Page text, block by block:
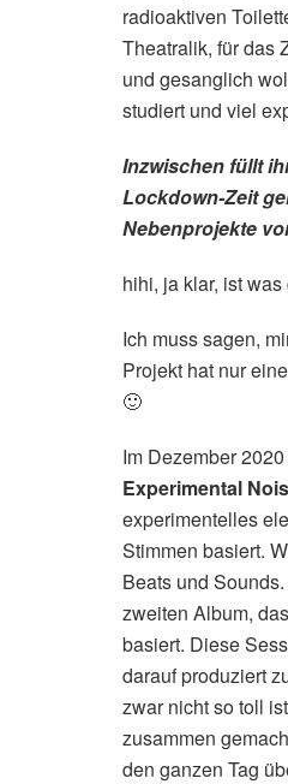
radioaktiven
Theatralik, für das
und gesanglich
studiert und viel
Inzwischen füllt
Lockdown-Zeit
Nebenprojekte
hihi, ja klar, ist
Ich muss sagen,
Projekt hat nur
🙂
Im Dezember
Experimental
experimentelles
Stimmen basiert.
Beats und
zweiten Album,
basiert. Diese
darauf produziert
zwar nicht so toll
zusammen
den ganzen Tag